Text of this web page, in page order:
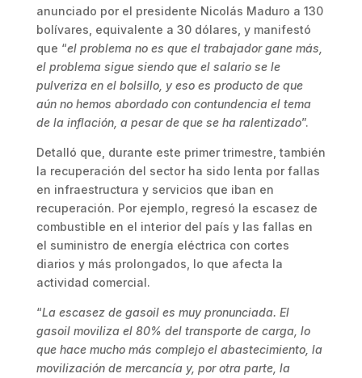
anunciado por el presidente Nicolás Maduro a 130
bolívares, equivalente a 30 dólares, y manifestó
que “el problema no es que el trabajador gane más,
el problema sigue siendo que el salario se le
pulveriza en el bolsillo, y eso es producto de que
aún no hemos abordado con contundencia el tema
de la inflación, a pesar de que se ha ralentizado”.
Detalló que, durante este primer trimestre, también
la recuperación del sector ha sido lenta por fallas
en infraestructura y servicios que iban en
recuperación. Por ejemplo, regresó la escasez de
combustible en el interior del país y las fallas en
el suministro de energía eléctrica con cortes
diarios y más prolongados, lo que afecta la
actividad comercial.
“La escasez de gasoil es muy pronunciada. El
gasoil moviliza el 80% del transporte de carga, lo
que hace mucho más complejo el abastecimiento, la
movilización de mercancía y, por otra parte, la